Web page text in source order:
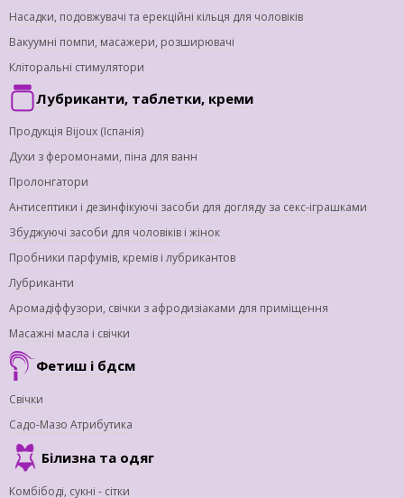
Насадки, подовжувачі та ерекційні кільця для чоловіків
Вакуумні помпи, масажери, розширювачі
Кліторальні стимулятори
Лубриканти, таблетки, креми
Продукція Bijoux (Іспанія)
Духи з феромонами, піна для ванн
Пролонгатори
Антисептики і дезинфікуючі засоби для догляду за секс-іграшками
Збуджуючі засоби для чоловіків і жінок
Пробники парфумів, кремів і лубрикантов
Лубриканти
Аромадіффузори, свічки з афродизіаками для приміщення
Масажні масла і свічки
Фетиш і бдсм
Свічки
Садо-Мазо Атрибутика
Білизна та одяг
Комбібоді, сукні - сітки